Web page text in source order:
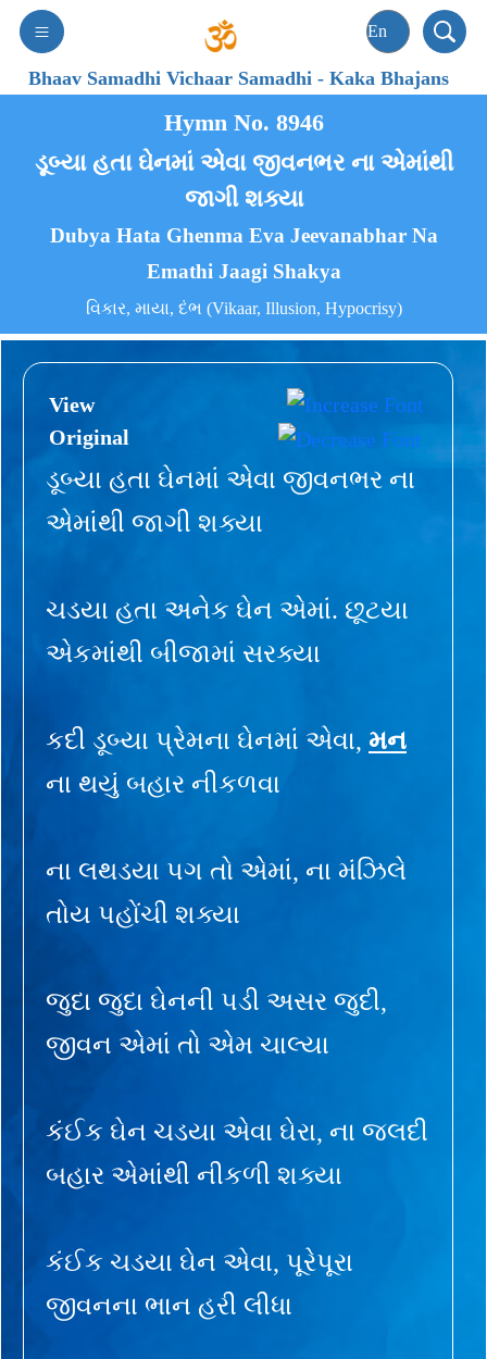
Bhaav Samadhi Vichaar Samadhi-Kaka Bhajans
Hymn No. 8946
ડૂબ્યા હતા ઘેનમાં એવા જીવનભર ના એમાંથી
જાગી શક્યા
Dubya Hata Ghenma Eva Jeevanabhar Na
Emathi Jaagi Shakya
વિકાર, માયા, દંભ (Vikaar, Illusion, Hypocrisy)
View
Original
ડૂબ્યા હતા ઘેનમાં એવા જીવનભર ના
એમાંથી જાગી શક્યા
ચડયા હતા અનેક ઘેન એમાં. છૂટયા
એકમાંથી બીજામાં સરક્યા
કદી ડૂબ્યા પ્રેમના ઘેનમાં એવા, મન
ના થયું બહાર નીકળવા
ના લથડયા પગ તો એમાં, ના મંઝિલે
તોય પહોંચી શક્યા
જુદા જુદા ઘેનની પડી અસર જુદી,
જીવન એમાં તો એમ ચાલ્યા
કંઈક ઘેન ચડયા એવા ઘેરા, ના જલદી
બહાર એમાંથી નીકળી શક્યા
કંઈક ચડયા ઘેન એવા, પૂરેપૂરા
જીવનના ભાન હરી લીધા